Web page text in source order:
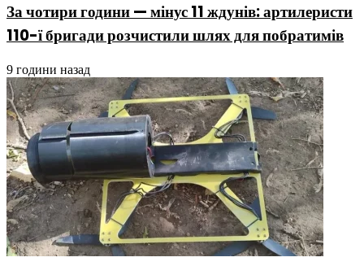
За чотири години — мінус 11 ждунів: артилеристи
110-ї бригади розчистили шлях для побратимів
9 години назад